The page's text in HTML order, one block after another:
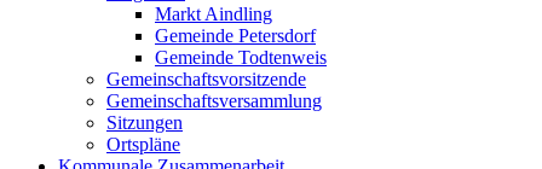
Markt Aindling
Gemeinde Petersdorf
Gemeinde Todtenweis
Gemeinschaftsvorsitzende
Gemeinschaftsversammlung
Sitzungen
Ortspläne